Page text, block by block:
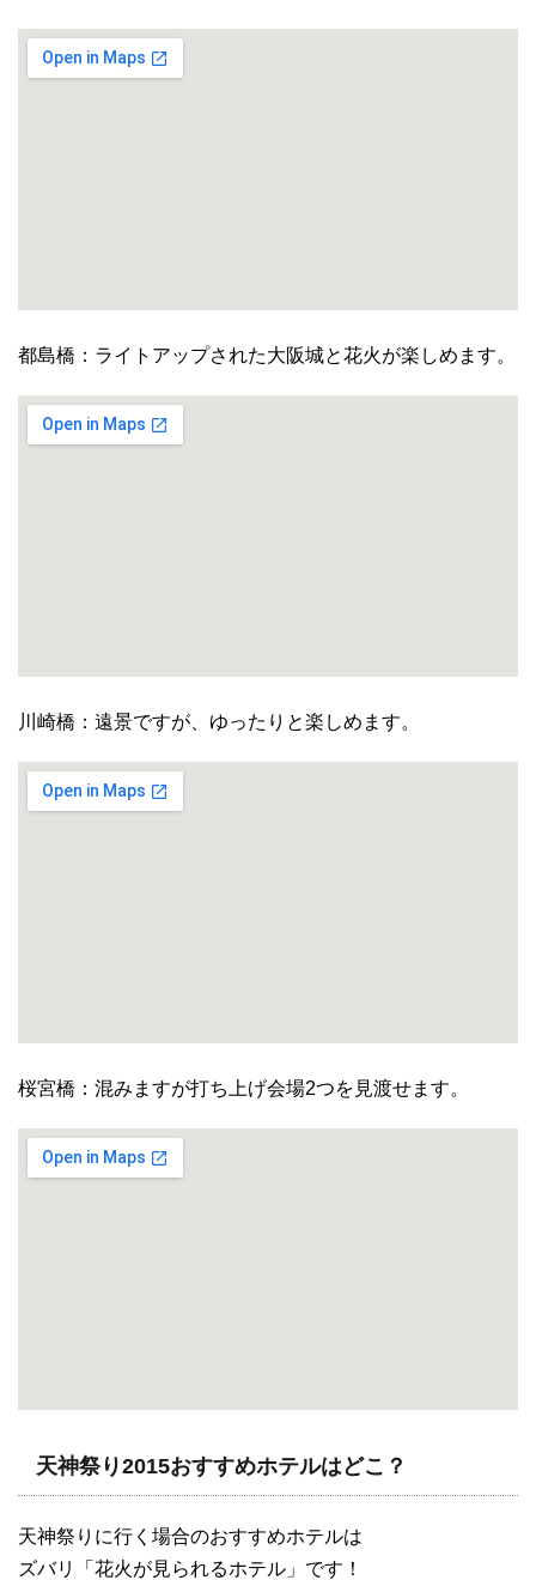
都島橋：ライトアップされた大阪城と花火が楽しめます。
川崎橋：遠景ですが、ゆったりと楽しめます。
桜宮橋：混みますが打ち上げ会場2つを見渡せます。
天神祭り2015おすすめホテルはどこ？
天神祭りに行く場合のおすすめホテルは
ズバリ「花火が見られるホテル」です！